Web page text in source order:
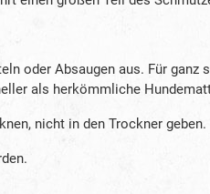
oder Absaugen aus. Für
als herkömmliche
nicht in den Trockner geben.